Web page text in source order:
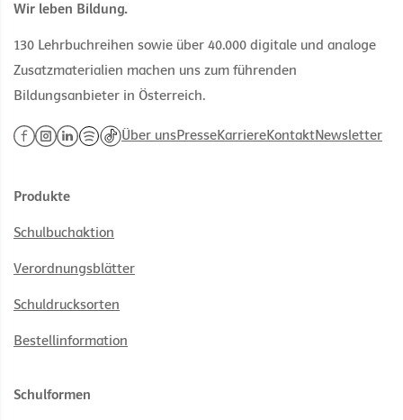
Wir leben Bildung.
130 Lehrbuchreihen sowie über 40.000 digitale und analoge
Zusatzmaterialien machen uns zum führenden
Bildungsanbieter in Österreich.
Über unsPresseKarriereKontaktNewsletter
Produkte
Schulbuchaktion
Verordnungsblätter
Schuldrucksorten
Bestellinformation
Schulformen